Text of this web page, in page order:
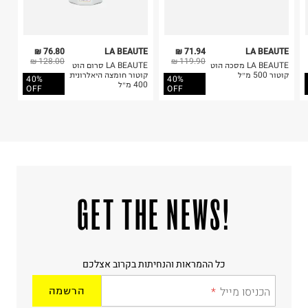
76.80 ₪
128.00 ₪
40%
OFF
LA BEAUTE
LA BEAUTE סרום הוט
קוטור חומצה היאלרונית
400 מ״ל
71.94 ₪
119.90 ₪
40%
OFF
LA BEAUTE
LA BEAUTE מסכה הוט
קוטור 500 מ״ל
!GET THE NEWS
כל ההמראות והנחיתות בקרוב אצלכם
הכניסו מייל הרשמה